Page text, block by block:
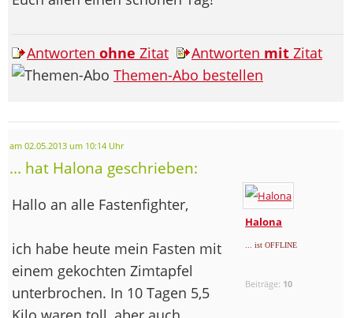
Antworten ohne Zitat Antworten mit Zitat
Themen-Abo bestellen
am 02.05.2013 um 10:14 Uhr
... hat Halona geschrieben:
Halona
... ist OFFLINE
Beiträge: 10
Hallo an alle Fastenfighter,
ich habe heute mein Fasten mit
einem gekochten Zimtapfel
unterbrochen. In 10 Tagen 5,5